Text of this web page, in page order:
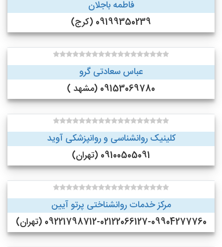
فاطمه باجلان
09199350239 (کرج)
عباس سعادتی گرو
09153069780 (مشهد )
کلینیک روانشناسی و روانپزشکی آوید
09100505091 (تهران)
مرکز خدمات روانشناختی پرتو آیین
09221798712-02122066127-09904277760 (تهران)